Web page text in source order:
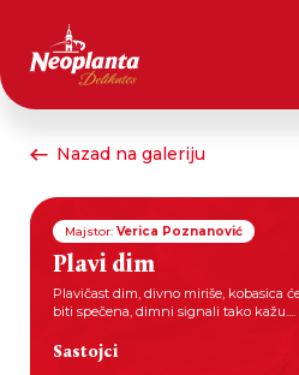
Nazad na galeriju
Majstor: Verica Poznanović
Plavi dim
Plavičast dim, divno miriše, kobasica
biti spečena, dimni signali tako kažu....
Sastojci